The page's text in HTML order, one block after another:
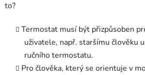
to?
Termostat musí být přizpůsoben
uživatele, např. staršímu člověku
ručního termostatu.
Pro člověka, který se orientuje v